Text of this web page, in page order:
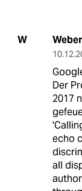
W Weber
Der
2017
echo
all